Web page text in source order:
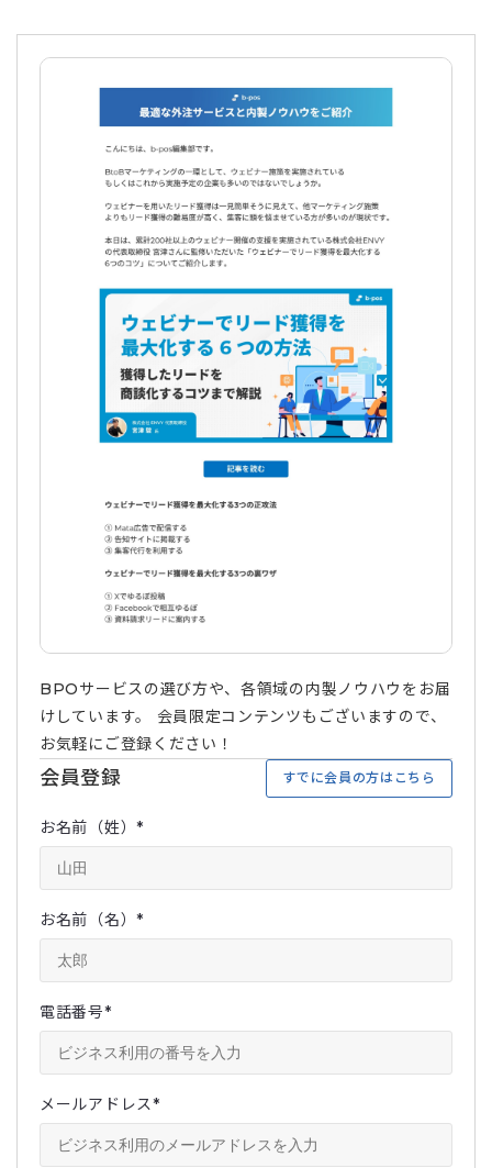
BPOサービスの選び方や、各領域の内製ノウハウをお届
けしています。 会員限定コンテンツもございますので、
お気軽にご登録ください！
会員登録 すでに会員の方はこちら
お名前（姓）*
お名前（名）*
電話番号*
メールアドレス*